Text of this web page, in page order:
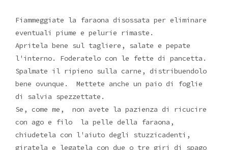
Fiammeggiate la faraona disossata per eliminare
eventuali piume e pelurie rimaste.
Apritela bene sul tagliere, salate e pepate
l'interno. Foderatelo con le fette di pancetta.
Spalmate il ripieno sulla carne, distribuendolo
bene ovunque. Mettete anche un paio di foglie
di salvia spezzettate.
Se, come me, non avete la pazienza di ricucire
con ago e filo la pelle della faraona,
chiudetela con l'aiuto degli stuzzicadenti,
giratela e legatela con due o tre giri di spago